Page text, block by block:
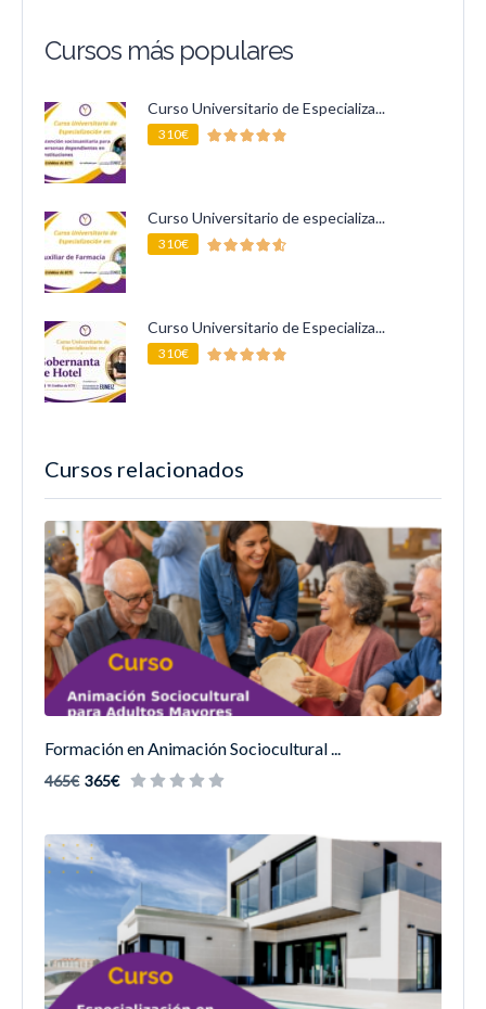
Cursos relacionados
Formación en Animación Sociocultural ...
465€ 365€
Cursos más populares
Curso Universitario de Especializa...
310€
Curso Universitario de especializa...
310€
Curso Universitario de Especializa...
310€